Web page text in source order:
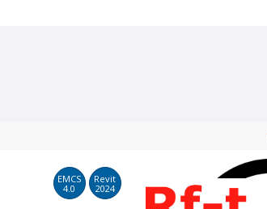
EMCS
4.0
Revit
2024